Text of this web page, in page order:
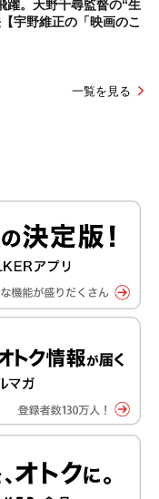
躍。天野千尋監督の“生
宇野維正の「映画のこ
一覧を見る